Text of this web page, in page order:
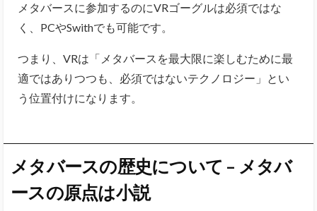
メタバースに参加するのにVRゴーグルは必須ではな
く、PCやSwithでも可能です。
つまり、VRは「メタバースを最大限に楽しむために最
適ではありつつも、必須ではないテクノロジー」とい
う位置付けになります。
メタバースの歴史について – メタバ
ースの原点は小説